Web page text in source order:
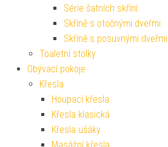
Série šatních skříní
Skříně s otočnými dveřmi
Skříně s posuvnými dveřmi
Toaletní stolky
Obývací pokoje
Křesla
Houpací křesla
Křesla klasická
Křesla ušáky